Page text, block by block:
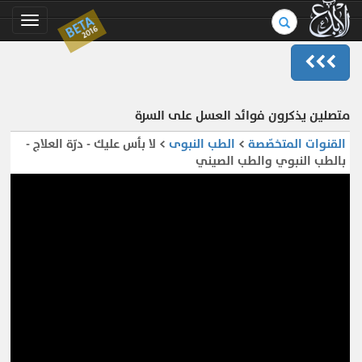
BETA
2016
بحث
في
الموسوعة..
متصلين يذكرون فوائد العسل على السرة
القنوات المتخصّصة > الطب النبوى > لا بأس عليك - درّة العلاج -
بالطب النبوي والطب الصيني